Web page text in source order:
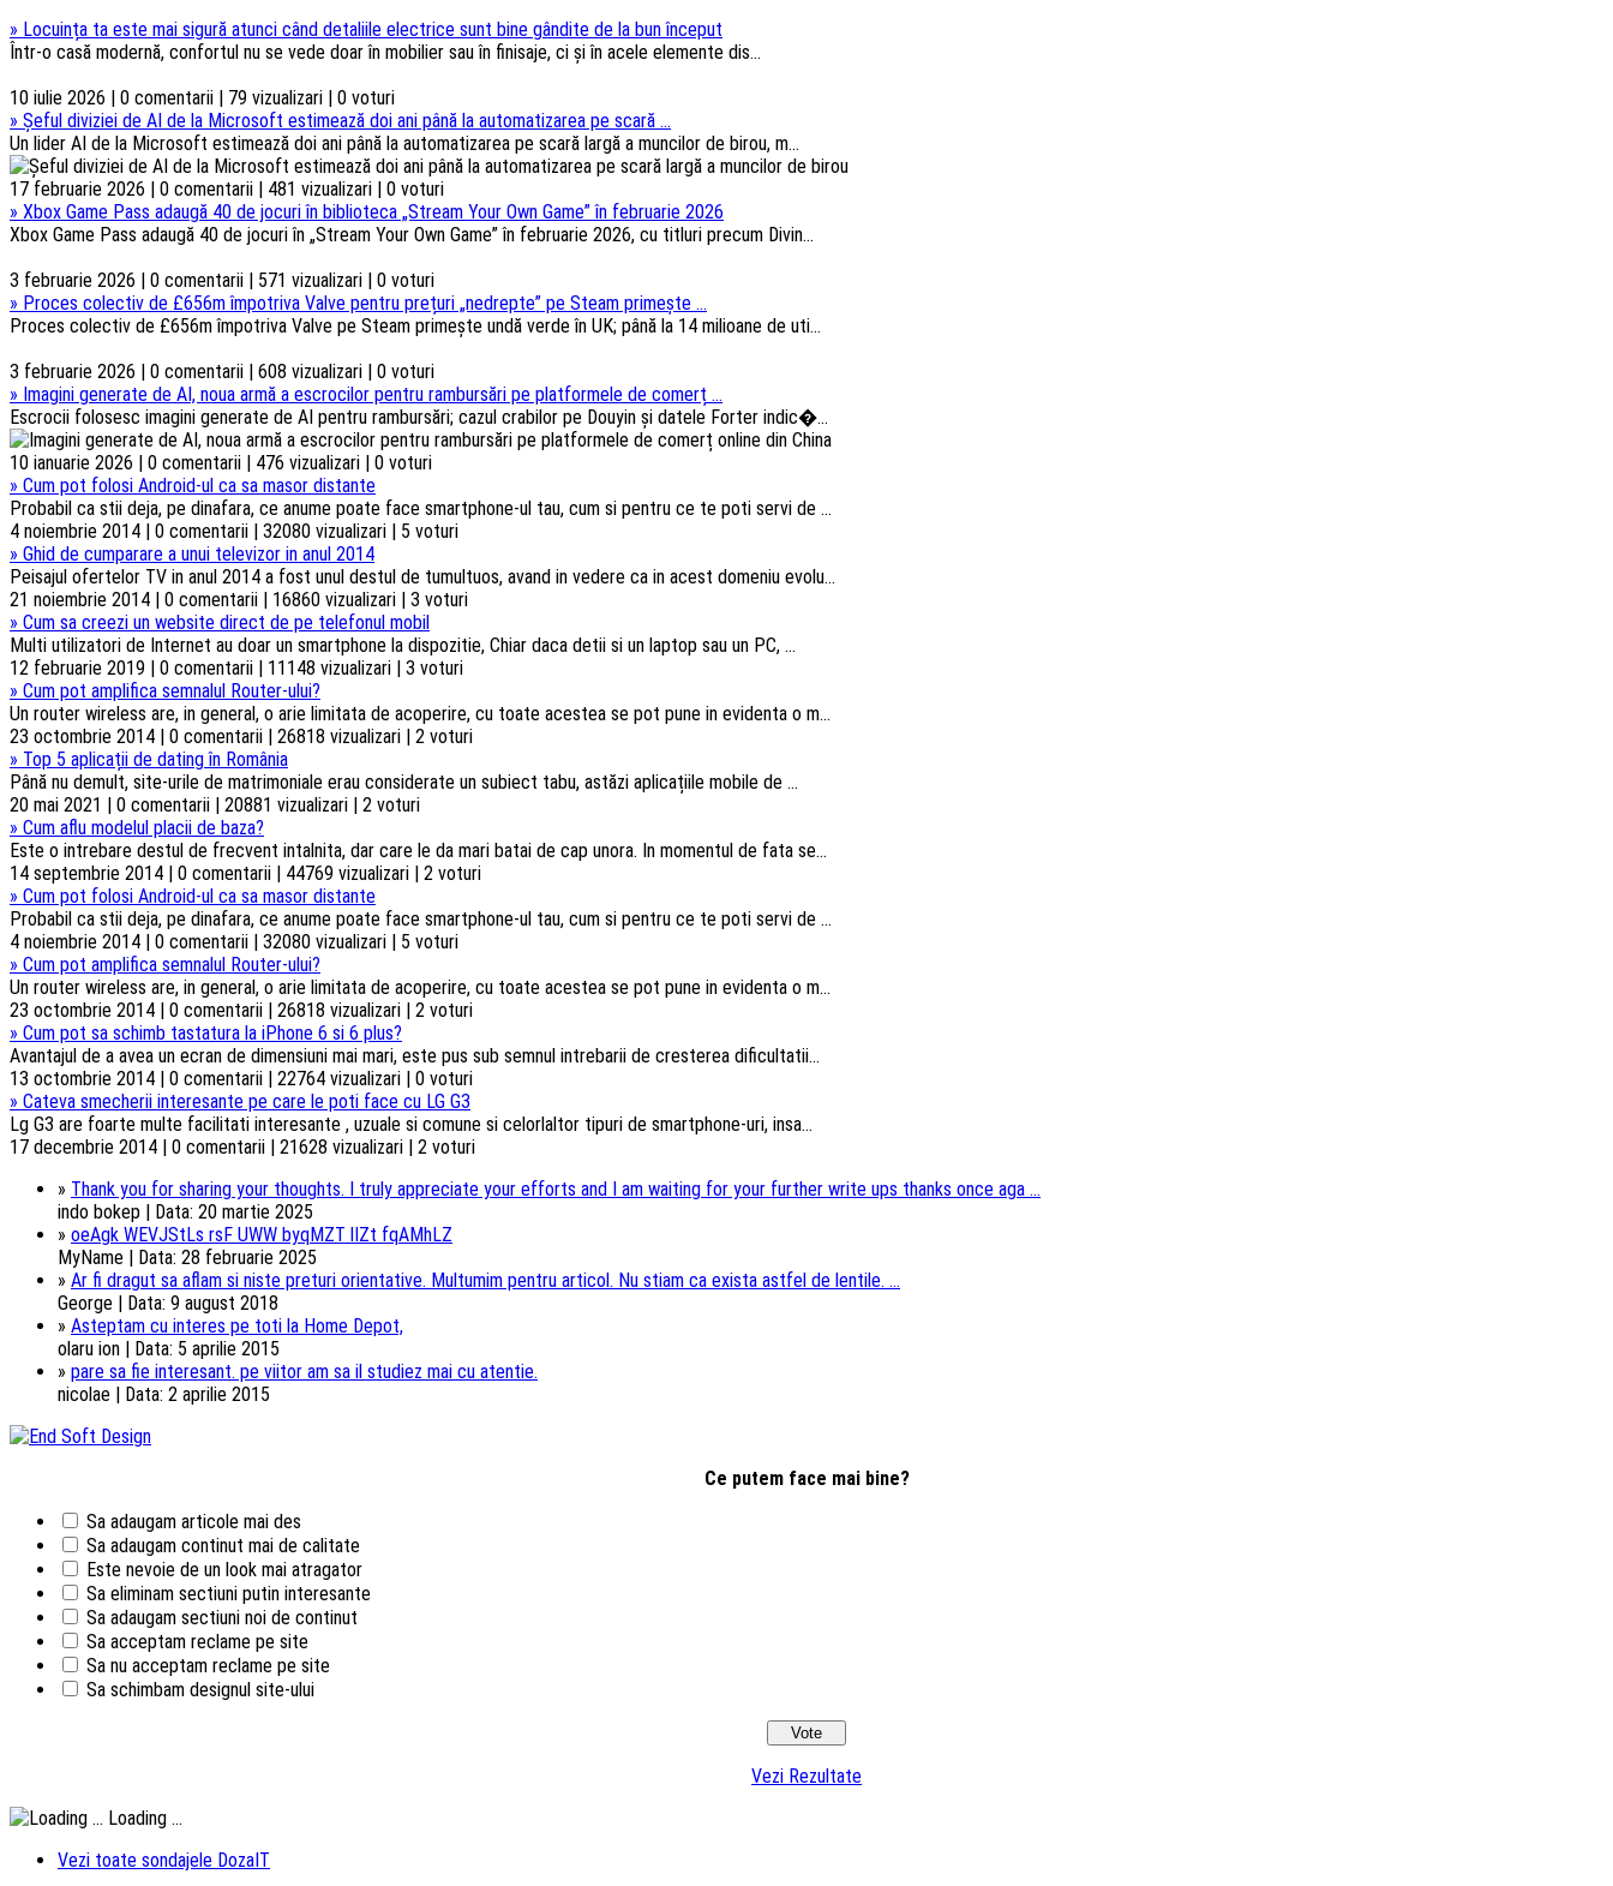
» Locuința ta este mai sigură atunci când detaliile electrice sunt bine gândite de la bun început
Într-o casă modernă, confortul nu se vede doar în mobilier sau în finisaje, ci și în acele elemente dis...
10 iulie 2026 | 0 comentarii | 79 vizualizari | 0 voturi
» Șeful diviziei de AI de la Microsoft estimează doi ani până la automatizarea pe scară ...
Un lider AI de la Microsoft estimează doi ani până la automatizarea pe scară largă a muncilor de birou, m...
17 februarie 2026 | 0 comentarii | 481 vizualizari | 0 voturi
» Xbox Game Pass adaugă 40 de jocuri în biblioteca „Stream Your Own Game” în februarie 2026
Xbox Game Pass adaugă 40 de jocuri în „Stream Your Own Game” în februarie 2026, cu titluri precum Divin...
3 februarie 2026 | 0 comentarii | 571 vizualizari | 0 voturi
» Proces colectiv de £656m împotriva Valve pentru prețuri „nedrepte” pe Steam primește ...
Proces colectiv de £656m împotriva Valve pe Steam primește undă verde în UK; până la 14 milioane de uti...
3 februarie 2026 | 0 comentarii | 608 vizualizari | 0 voturi
» Imagini generate de AI, noua armă a escrocilor pentru rambursări pe platformele de comerț ...
Escrocii folosesc imagini generate de AI pentru rambursări; cazul crabilor pe Douyin și datele Forter indic�...
10 ianuarie 2026 | 0 comentarii | 476 vizualizari | 0 voturi
» Cum pot folosi Android-ul ca sa masor distante
Probabil ca stii deja, pe dinafara, ce anume poate face smartphone-ul tau, cum si pentru ce te poti servi de ...
4 noiembrie 2014 | 0 comentarii | 32080 vizualizari | 5 voturi
» Ghid de cumparare a unui televizor in anul 2014
Peisajul ofertelor TV in anul 2014 a fost unul destul de tumultuos, avand in vedere ca in acest domeniu evolu...
21 noiembrie 2014 | 0 comentarii | 16860 vizualizari | 3 voturi
» Cum sa creezi un website direct de pe telefonul mobil
Multi utilizatori de Internet au doar un smartphone la dispozitie, Chiar daca detii si un laptop sau un PC, ...
12 februarie 2019 | 0 comentarii | 11148 vizualizari | 3 voturi
» Cum pot amplifica semnalul Router-ului?
Un router wireless are, in general, o arie limitata de acoperire, cu toate acestea se pot pune in evidenta o m...
23 octombrie 2014 | 0 comentarii | 26818 vizualizari | 2 voturi
» Top 5 aplicații de dating în România
Până nu demult, site-urile de matrimoniale erau considerate un subiect tabu, astăzi aplicațiile mobile de ...
20 mai 2021 | 0 comentarii | 20881 vizualizari | 2 voturi
» Cum aflu modelul placii de baza?
Este o intrebare destul de frecvent intalnita, dar care le da mari batai de cap unora. In momentul de fata se...
14 septembrie 2014 | 0 comentarii | 44769 vizualizari | 2 voturi
» Cum pot folosi Android-ul ca sa masor distante
Probabil ca stii deja, pe dinafara, ce anume poate face smartphone-ul tau, cum si pentru ce te poti servi de ...
4 noiembrie 2014 | 0 comentarii | 32080 vizualizari | 5 voturi
» Cum pot amplifica semnalul Router-ului?
Un router wireless are, in general, o arie limitata de acoperire, cu toate acestea se pot pune in evidenta o m...
23 octombrie 2014 | 0 comentarii | 26818 vizualizari | 2 voturi
» Cum pot sa schimb tastatura la iPhone 6 si 6 plus?
Avantajul de a avea un ecran de dimensiuni mai mari, este pus sub semnul intrebarii de cresterea dificultatii...
13 octombrie 2014 | 0 comentarii | 22764 vizualizari | 0 voturi
» Cateva smecherii interesante pe care le poti face cu LG G3
Lg G3 are foarte multe facilitati interesante , uzuale si comune si celorlaltor tipuri de smartphone-uri, insa...
17 decembrie 2014 | 0 comentarii | 21628 vizualizari | 2 voturi
» Thank you for sharing your thoughts. I truly appreciate your efforts and I am waiting for your further write ups thanks once aga ...
indo bokep | Data: 20 martie 2025
» oeAgk WEVJStLs rsF UWW byqMZT lIZt fqAMhLZ
MyName | Data: 28 februarie 2025
» Ar fi dragut sa aflam si niste preturi orientative. Multumim pentru articol. Nu stiam ca exista astfel de lentile. ...
George | Data: 9 august 2018
» Asteptam cu interes pe toti la Home Depot,
olaru ion | Data: 5 aprilie 2015
» pare sa fie interesant. pe viitor am sa il studiez mai cu atentie.
nicolae | Data: 2 aprilie 2015
Ce putem face mai bine?
Sa adaugam articole mai des
Sa adaugam continut mai de calitate
Este nevoie de un look mai atragator
Sa eliminam sectiuni putin interesante
Sa adaugam sectiuni noi de continut
Sa acceptam reclame pe site
Sa nu acceptam reclame pe site
Sa schimbam designul site-ului
Vezi Rezultate
Loading ...
Vezi toate sondajele DozaIT